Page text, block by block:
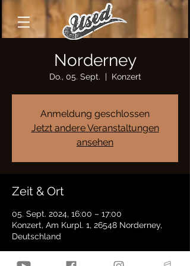
Norderney
Do., 05. Sept.
  |
Konzert
Anmeldung geschlossen
Jetzt andere Veranstaltungen
ansehen
Zeit & Ort
05. Sept. 2024, 16:00 – 17:00
Konzert, Am Kurpl. 1, 26548 Norderney,
Deutschland